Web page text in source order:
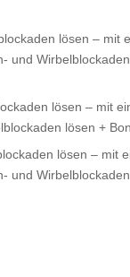
lösen – mit
und
lösen – mit
lösen +
lösen – mit
und